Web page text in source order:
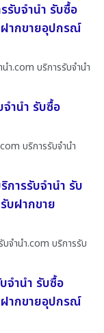
รับจำนำ รับซื้อ
ากขายอุปกรณ์
า.com บริการรับจำนำ
ำนำ รับซื้อ
บริการรับจำนำ
การรับจำนำ รับ
บฝากขาย
บจํานํา.com บริการรับ
จำนำ รับซื้อ
ากขายอุปกรณ์